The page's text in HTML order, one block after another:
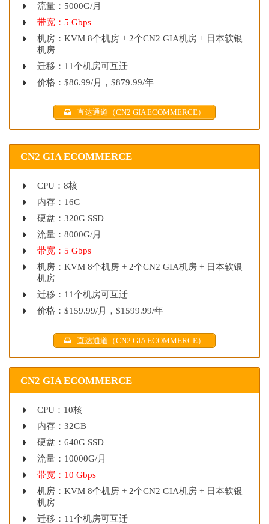
流量：5000G/月
带宽：5 Gbps
机房：KVM 8个机房 + 2个CN2 GIA机房 + 日本软银
机房
迁移：11个机房可互迁
价格：$86.99/月，$879.99/年
直达通道（CN2 GIA ECOMMERCE）
CN2 GIA ECOMMERCE
CPU：8核
内存：16G
硬盘：320G SSD
流量：8000G/月
带宽：5 Gbps
机房：KVM 8个机房 + 2个CN2 GIA机房 + 日本软银
机房
迁移：11个机房可互迁
价格：$159.99/月，$1599.99/年
直达通道（CN2 GIA ECOMMERCE）
CN2 GIA ECOMMERCE
CPU：10核
内存：32GB
硬盘：640G SSD
流量：10000G/月
带宽：10 Gbps
机房：KVM 8个机房 + 2个CN2 GIA机房 + 日本软银
机房
迁移：11个机房可互迁